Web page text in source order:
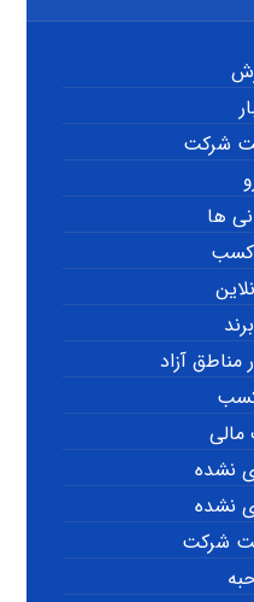
شرکت
ها
کسب
آزاد
نشده
نشده
شرکت